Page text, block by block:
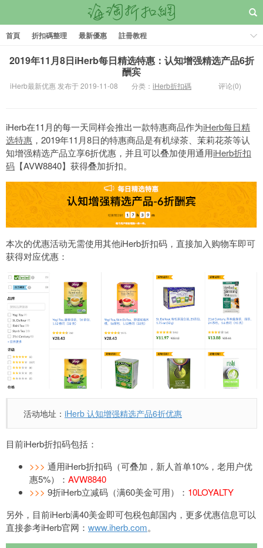
首頁 折扣碼整理 最新優惠 註冊教程
2019年11月8日iHerb每日精选特惠：认知增强精选产品6折
酬宾
iHerb最新优惠 发布于 2019-11-08 分类： iHerb折扣碼 评论(0)
iHerb在11月的每一天同样会推出一款特惠商品作为iHerb每日精
选特惠 ，2019年11月8日的特惠商品是有机绿茶、茉莉花茶等认
知增强精选产品立享6折优惠，并且可以叠加使用通用iHerb折扣
码 【AVW8840】获得叠加折扣。
本次的优惠活动无需使用其他iHerb折扣码，直接加入购物车即可
获得对应优惠：
活动地址： iHerb 认知增强精选产品6折优惠
目前iHerb折扣码包括：
>>> 通用iHerb折扣码（可叠加，新人首单10%，老用户优
惠5%）： AVW8840
>>> 9折iHerb立减码（满60美金可用）： 10LOYALTY
另外，目前iHerb满40美金即可包税包邮国内，更多优惠信息可以
直接参考iHerb官网： www.iherb.com。